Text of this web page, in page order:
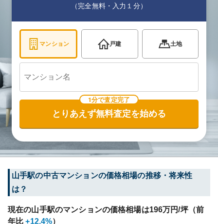
（完全無料・入力１分）
マンション 戸建 土地
1分で査定完了
とりあえず無料査定を始める
山手駅の中古マンションの価格相場の推移・将来性
は？
現在の山手駅のマンションの価格相場は196万円/坪（前
年比 +12.4%）